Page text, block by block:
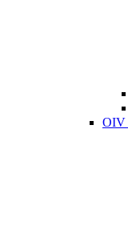
OIV